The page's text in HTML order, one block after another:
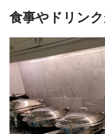
食事やドリン